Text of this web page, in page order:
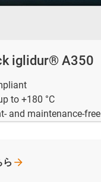
iglidur® A350
to +180 °C
and maintenance-free
ら